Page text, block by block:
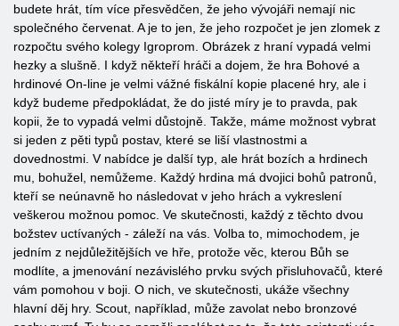
budete hrát, tím více přesvědčen, že jeho vývojáři nemají nic
společného červenat. A je to jen, že jeho rozpočet je jen zlomek z
rozpočtu svého kolegy Igroprom. Obrázek z hraní vypadá velmi
hezky a slušně. I když někteří hráči a dojem, že hra Bohové a
hrdinové On-line je velmi vážné fiskální kopie placené hry, ale i
když budeme předpokládat, že do jisté míry je to pravda, pak
kopii, že to vypadá velmi důstojně. Takže, máme možnost vybrat
si jeden z pěti typů postav, které se liší vlastnostmi a
dovednostmi. V nabídce je další typ, ale hrát bozích a hrdinech
mu, bohužel, nemůžeme. Každý hrdina má dvojici bohů patronů,
kteří se neúnavně ho následovat v jeho hrách a vykreslení
veškerou možnou pomoc. Ve skutečnosti, každý z těchto dvou
božstev uctívaných - záleží na vás. Volba to, mimochodem, je
jedním z nejdůležitějších ve hře, protože věc, kterou Bůh se
modlíte, a jmenování nezávislého prvku svých přisluhovačů, které
vám pomohou v boji. O nich, ve skutečnosti, ukáže všechny
hlavní děj hry. Scout, například, může zavolat nebo bronzové